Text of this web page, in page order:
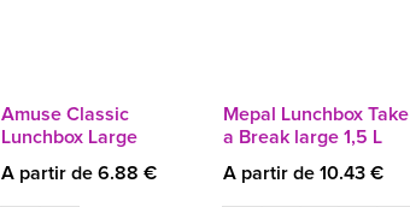
Amuse Classic
Lunchbox Large
A partir de 6.88 €
Mepal Lunchbox Take
a Break large 1,5 L
A partir de 10.43 €